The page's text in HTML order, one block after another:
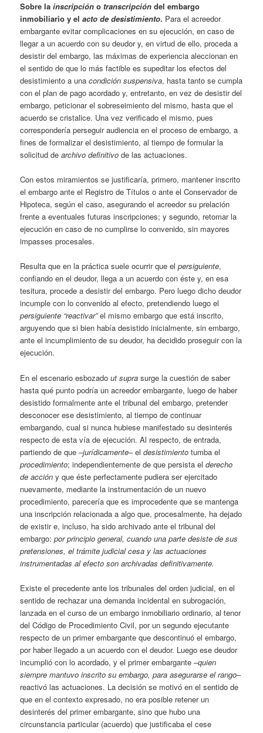
Sobre lainscripción o transcripción del embargo
inmobiliario y elacto de desistimiento. Para el acreedor
embargante evitar complicaciones en su ejecución, en caso de
llegar a un acuerdo con su deudor y, en virtud de ello, proceda a
desistir del embargo, las máximas de experiencia aleccionan en
el sentido de que lo más factible es supeditar los efectos del
desistimiento a unacondición suspensiva, hasta tanto se cumpla
con el plan de pago acordado y, entretanto, en vez de desistir del
embargo, peticionar el sobreseimiento del mismo, hasta que el
acuerdo se cristalice. Una vez verificado el mismo, pues
correspondería perseguir audiencia en el proceso de embargo, a
fines de formalizar el desistimiento, al tiempo de formular la
solicitud dearchivo definitivo de las actuaciones.
Con estos miramientos se justificaría, primero, mantener inscrito
el embargo ante el Registro de Títulos o ante el Conservador de
Hipoteca, según el caso, asegurando el acreedor su prelación
frente a eventuales futuras inscripciones; y segundo, retomar la
ejecución en caso de no cumplirse lo convenido, sin mayores
impasses procesales.
Resulta que en la práctica suele ocurrir que elpersiguiente,
confiando en el deudor, llega a un acuerdo con éste y, en esa
tesitura, procede a desistir del embargo. Pero luego dicho deudor
incumple con lo convenido al efecto, pretendiendo luego el
persiguiente “reactivar”el mismo embargo que está inscrito,
arguyendo que si bien había desistido inicialmente, sin embargo,
ante el incumplimiento de su deudor, ha decidido proseguir con la
ejecución.
En el escenario esbozadout supra surge la cuestión de saber
hasta qué punto podría un acreedor embargante, luego de haber
desistido formalmente ante el tribunal del embargo, pretender
desconocer ese desistimiento, al tiempo de continuar
embargando, cual si nunca hubiese manifestado su desinterés
respecto de esta vía de ejecución. Al respecto, de entrada,
partiendo de que –jurídicamente– eldesistimiento tumba el
procedimiento; independientemente de que persista elderecho
de acción y que éste perfectamente pudiera ser ejercitado
nuevamente, mediante la instrumentación de un nuevo
procedimiento, parecería que es improcedente que se mantenga
una inscripción relacionada a algo que, procesalmente, ha dejado
de existir e, incluso, ha sido archivado ante el tribunal del
embargo:por principio general, cuando una parte desiste de sus
pretensiones, el trámite judicial cesa y las actuaciones
instrumentadas al efecto son archivadas definitivamente.
Existe el precedente ante los tribunales del orden judicial, en el
sentido de rechazar una demanda incidental en subrogación,
lanzada en el curso de un embargo inmobiliario ordinario, al tenor
del Código de Procedimiento Civil, por un segundo ejecutante
respecto de un primer embargante que descontinuó el embargo,
por haber llegado a un acuerdo con el deudor. Luego ese deudor
incumplió con lo acordado, y el primer embargante –quien
siempre mantuvo inscrito su embargo, para asegurarse el rango–
reactivó las actuaciones. La decisión se motivó en el sentido de
que en el contexto expresado, no era posible retener un
desinterés del primer embargante, sino que hubo una
circunstancia particular (acuerdo) que justificaba el cese